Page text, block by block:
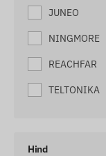
JUNEO
NINGMORE
REACHFAR
TELTONIKA
Hind